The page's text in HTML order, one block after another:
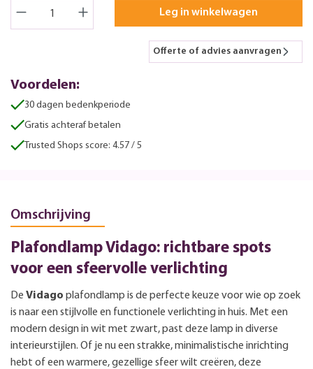
Leg in winkelwagen
Offerte of advies aanvragen
Voordelen:
30 dagen bedenkperiode
Gratis achteraf betalen
Trusted Shops score: 4.57 / 5
Omschrijving
Plafondlamp Vidago: richtbare spots
voor een sfeervolle verlichting
De Vidago plafondlamp is de perfecte keuze voor wie op zoek
is naar een stijlvolle en functionele verlichting in huis. Met een
modern design in wit met zwart, past deze lamp in diverse
interieurstijlen. Of je nu een strakke, minimalistische inrichting
hebt of een warmere, gezellige sfeer wilt creëren, deze